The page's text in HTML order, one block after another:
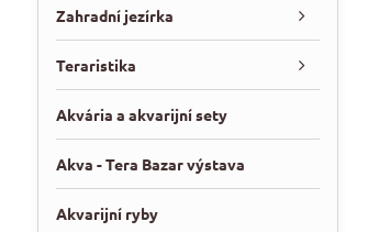
Zahradní jezírka
Teraristika
Akvária a akvarijní sety
Akva - Tera Bazar výstava
Akvarijní ryby